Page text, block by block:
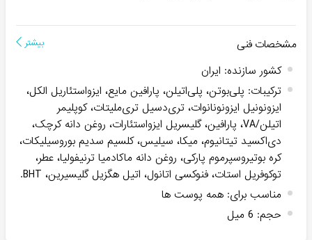
مشخصات فنی بیشتر
کشور سازنده: ایران
ترکیبات: پلی‌بوتن، پلی‌اتیلن، پارافین مایع، ایزواستئاریل الکل،
ایزونونیل ایزونونانوات، تری‌دسیل تری‌ملیتات، کوپلیمر
اتیلن/VA، پارافین، گلیسریل ایزواستئارات، روغن دانه کرچک،
دی‌اکسید تیتانیوم، میکا، سیلیس، کلسیم سدیم بوروسیلیکات،
کره بوتیروسپرموم پارکی، روغن دانه ماکادمیا ترنیفولیا، عطر،
توکوفریل استات، فنوکسی اتانول، اتیل هگزیل گلیسیرین، BHT.
مناسب برای: همه پوست ها
حجم: 6 میل